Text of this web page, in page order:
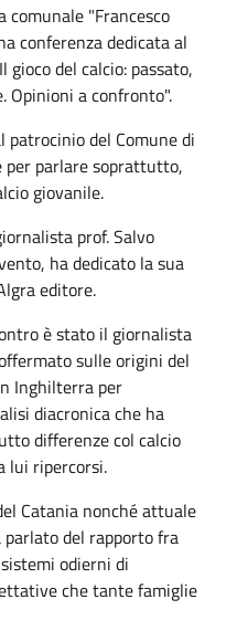
comunale "Francesco
conferenza dedicata al
del calcio: passato,
Opinioni a confronto".
patrocinio del Comune di
per parlare soprattutto,
giovanile.
prof. Salvo
ha dedicato la sua
editore.
è stato il giornalista
sulle origini del
Inghilterra per
diacronica che ha
differenze col calcio
lui ripercorsi.
Catania nonché attuale
del rapporto fra
odierni di
che tante famiglie